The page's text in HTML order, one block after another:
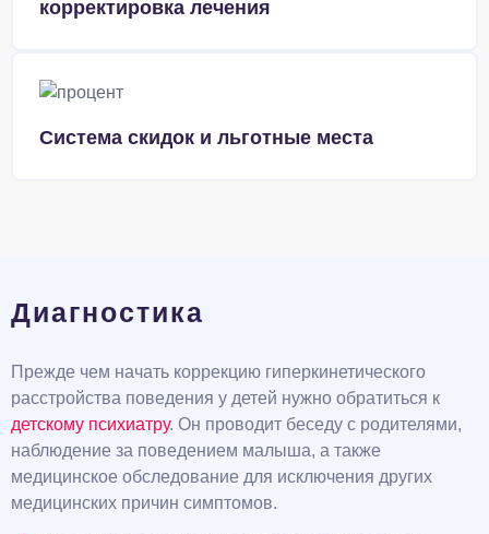
корректировка лечения
Система скидок и льготные места
Диагностика
Прежде чем начать коррекцию гиперкинетического
расстройства поведения у детей нужно обратиться к
детскому психиатру. Он проводит беседу с родителями,
наблюдение за поведением малыша, а также
медицинское обследование для исключения других
медицинских причин симптомов.